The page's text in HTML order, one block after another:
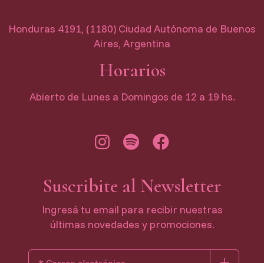
Honduras 4191, (1180) Ciudad Autónoma de Buenos
Aires, Argentina
Horarios
Abierto de Lunes a Domingos de 12 a 19 hs.
Suscribite al Newsletter
Ingresá tu email para recibir nuestras
últimas novedades y promociones.